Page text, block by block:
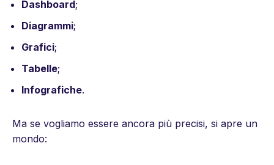
Dashboard;
Diagrammi;
Grafici;
Tabelle;
Infografiche.
Ma se vogliamo essere ancora più precisi, si apre un
mondo: